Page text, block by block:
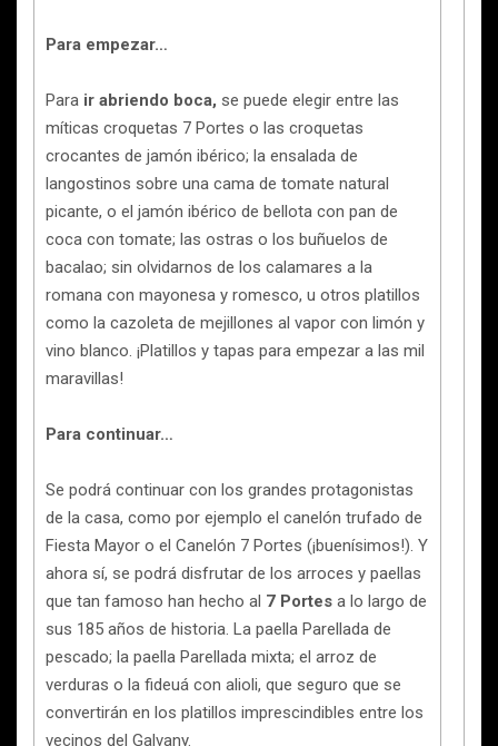
Para empezar…
Para ir abriendo boca, se puede elegir entre las
míticas croquetas 7 Portes o las croquetas
crocantes de jamón ibérico; la ensalada de
langostinos sobre una cama de tomate natural
picante, o el jamón ibérico de bellota con pan de
coca con tomate; las ostras o los buñuelos de
bacalao; sin olvidarnos de los calamares a la
romana con mayonesa y romesco, u otros platillos
como la cazoleta de mejillones al vapor con limón y
vino blanco. ¡Platillos y tapas para empezar a las mil
maravillas!
Para continuar…
Se podrá continuar con los grandes protagonistas
de la casa, como por ejemplo el canelón trufado de
Fiesta Mayor o el Canelón 7 Portes (¡buenísimos!). Y
ahora sí, se podrá disfrutar de los arroces y paellas
que tan famoso han hecho al 7 Portes a lo largo de
sus 185 años de historia. La paella Parellada de
pescado; la paella Parellada mixta; el arroz de
verduras o la fideuá con alioli, que seguro que se
convertirán en los platillos imprescindibles entre los
vecinos del Galvany.